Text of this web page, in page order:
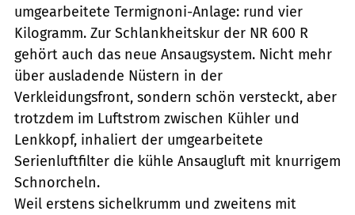
umgearbeitete Termignoni-Anlage: rund vier
Kilogramm. Zur Schlankheitskur der NR 600 R
gehört auch das neue Ansaugsystem. Nicht mehr
über ausladende Nüstern in der
Verkleidungsfront, sondern schön versteckt, aber
trotzdem im Luftstrom zwischen Kühler und
Lenkkopf, inhaliert der umgearbeitete
Serienluftfilter die kühle Ansaugluft mit knurrigem
Schnorcheln.
Weil erstens sichelkrumm und zweitens mit